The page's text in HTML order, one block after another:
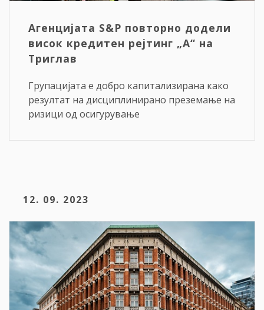
Агенцијата S&P повторно додели
висок кредитен рејтинг „A“ на
Триглав
Групацијата е добро капитализирана како
резултат на дисциплинирано преземање на
ризици од осигурување
12. 09. 2023